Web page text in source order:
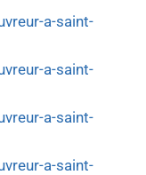
a-saint-
a-saint-
a-saint-
a-saint-